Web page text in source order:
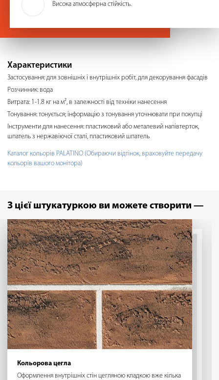
Висока атмосферна стійкість.
Характеристики
Застосування: для зовнішніх і внутрішніх робіт, для декорування фасадів
Розчинник: вода
Витрата: 1-1.8 кг на м², в залежності від техніки нанесення
Тонування: тонується; інформацію з тонування уточнювати при покупці
Інструменти для нанесення: пластиковий або металевий напівтерток,
шпатель з нержавіючої сталі, пластиковий шпатель
Каталог кольорів PALATINO (Обираючи відтінок, враховуйте передачу
кольорів вашого монітора)
З цієї штукатуркою ви можете створити —
Кольорова цегла
Оформлення внутрішніх стін цегляною кладкою вже кілька